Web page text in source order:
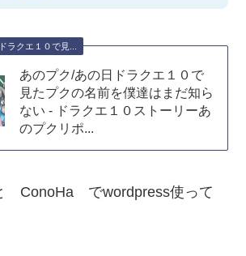
ラクエ１０で見...
あのプク/あの日ドラクエ１０で
見たプクの名前を僕達はまだ知ら
ない - ドラクエ１０ストーリーあ
のプクリポ...
ConoHa でwordpress使って